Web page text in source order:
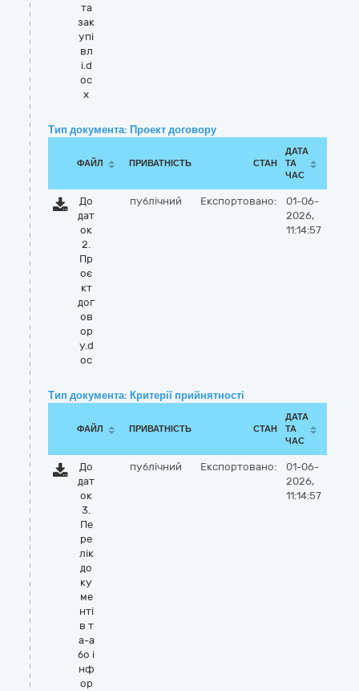
та
зак
упі
вл
і.d
oc
x
Тип документа: Проект договору
ФАЙЛ ПРИВАТНІСТЬ СТАН
ДАТА
ТА
ЧАС
До
дат
ок
2.
Пр
оє
кт
дог
ов
ор
у.d
oc
публічний Експортовано:
01-06-
2026,
11:14:57
Тип документа: Критерії прийнятності
ФАЙЛ ПРИВАТНІСТЬ СТАН
ДАТА
ТА
ЧАС
До
дат
ок
3.
Пе
ре
лік
до
ку
ме
нті
в т
а-а
бо і
нф
ор
публічний Експортовано:
01-06-
2026,
11:14:57